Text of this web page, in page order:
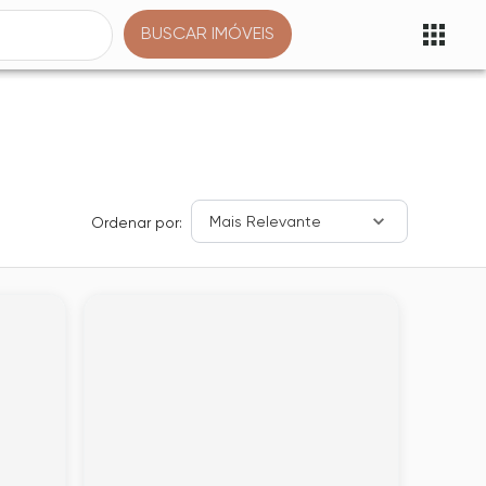
BUSCAR IMÓVEIS
Ordenar por: Mais Relevante